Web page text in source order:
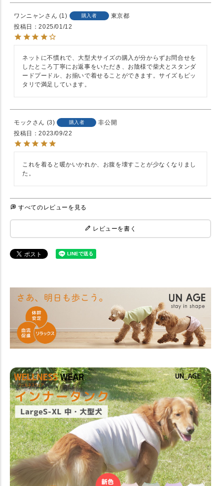
ワンニャン 1 購入者
東京都
投稿日
2025/01/12
ネットに不慣れで、大型犬サイズの購入が分からずお問合せを
したところ丁寧にお返事をいただき、お陰様で柴犬とスタンダ
ードプードル、お揃いで着せることができます。サイズもピッ
タリで満足しています。
モック 3 購入者
非公開
投稿日
2023/09/22
これを着ると暖かいかれか、お腹を壊すことが少なくなりまし
た。
すべてのレビューを見る
レビューを書く